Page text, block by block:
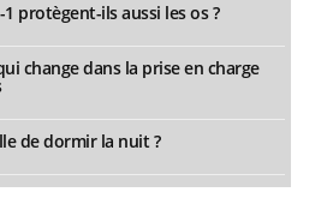
protègent-ils aussi les os ?
change dans la prise en charge
de dormir la nuit ?